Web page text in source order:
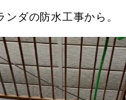
ンダの防水工事から。